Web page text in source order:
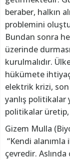
beraber, halkın
problemini
Bundan sonra
üzerinde
kurulmalıdır.
hükümete
elektrik krizi,
yanlış
politikalar
Gizem Mulla
“Kendi
çevredir.